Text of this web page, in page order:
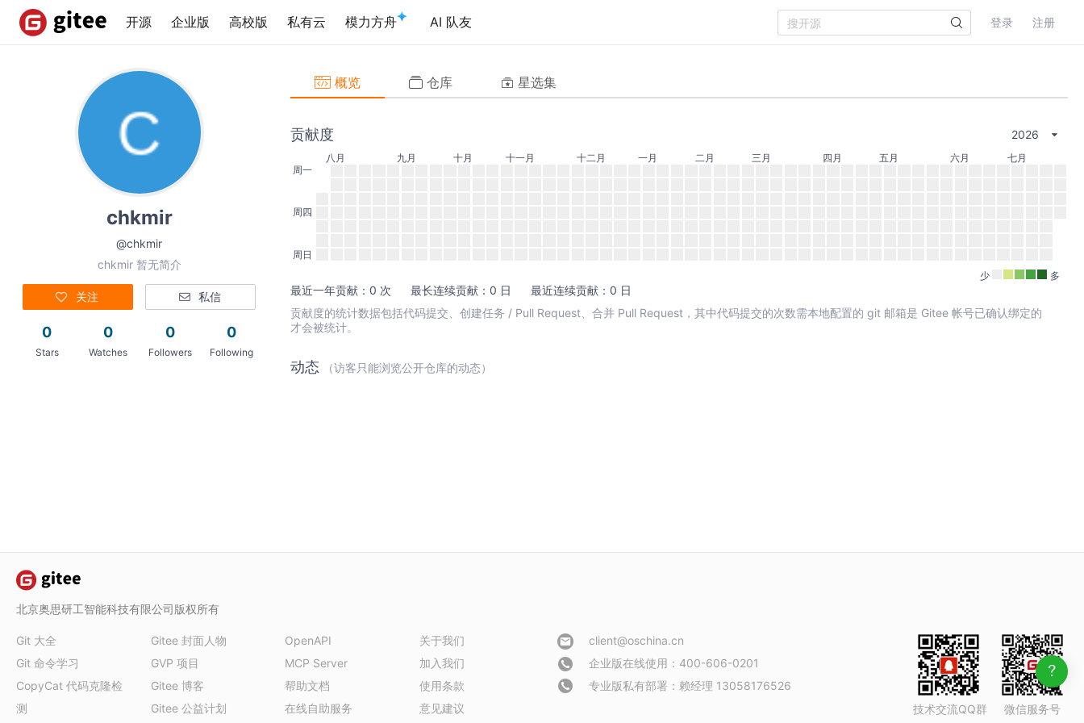
开源 企业版 高校版 私有云 模力方舟 AI 队友 登录 注册
chkmir
@chkmir
chkmir 暂无简介
关注 私信
0
Stars
0
Watches
0
Followers
0
Following
概览 仓库 星选集
贡献度 2026
周一
周四
周日
八月 九月 十月 十一月 十二月 一月 二月 三月 四月 五月 六月 七月
少 多
最近一年贡献：0 次 最长连续贡献：0 日
最近连续贡献：0 日
贡献度的统计数据包括代码提交、创建任务 / Pull Request、合并 Pull Request，其中代码提交的次数需本地配置的 git 邮箱是 Gitee 帐号已确认绑定的
才会被统计。
动态 （访客只能浏览公开仓库的动态）
北京奥思研工智能科技有限公司版权所有
Git 大全
Git 命令学习
CopyCat 代码克隆检
测
Gitee 封面人物
GVP 项目
Gitee 博客
Gitee 公益计划
OpenAPI
MCP Server
帮助文档
在线自助服务
关于我们
加入我们
使用条款
意见建议
技术交流QQ群 微信服务号
client@oschina.cn
企业版在线使用：400-606-0201
专业版私有部署： 赖经理 13058176526